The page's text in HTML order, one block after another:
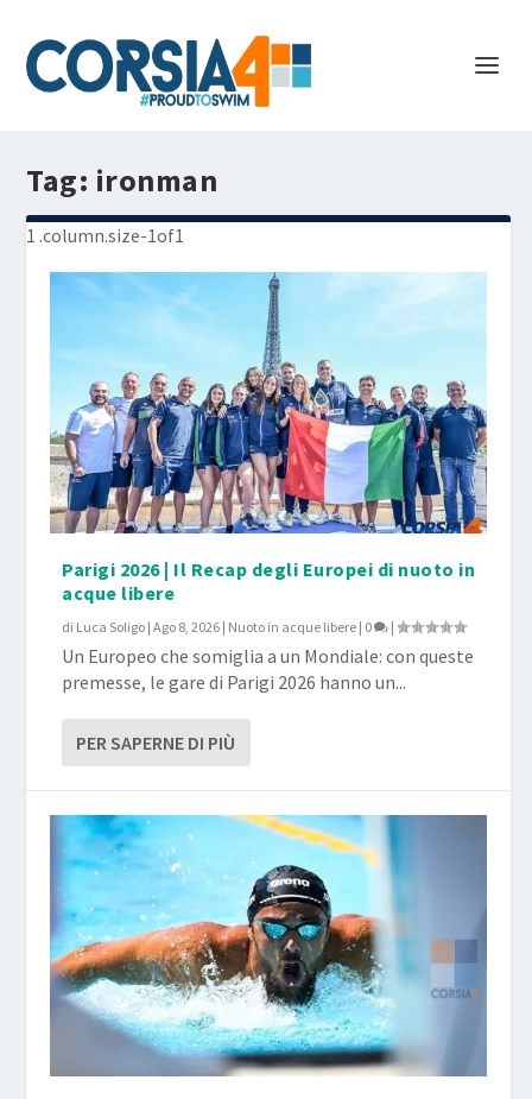
Tag: ironman
Parigi 2026 | Il Recap degli Europei di nuoto in
acque libere
di Luca Soligo |Ago 8, 2026 | Nuoto in acque libere | 0 |
Un Europeo che somiglia a un Mondiale: con queste
premesse, le gare di Parigi 2026 hanno un...
PER SAPERNE DI PIÙ